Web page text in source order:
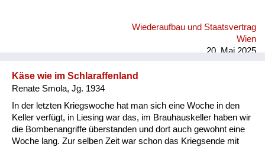
Wiederaufbau und Staatsvertrag
Wien
20. Mai 2025
Käse wie im Schlaraffenland
Renate Smola, Jg. 1934
In der letzten Kriegswoche hat man sich eine Woche in den
Keller verfügt, in Liesing war das, im Brauhauskeller haben wir
die Bombenangriffe überstanden und dort auch gewohnt eine
Woche lang. Zur selben Zeit war schon das Kriegsende mit